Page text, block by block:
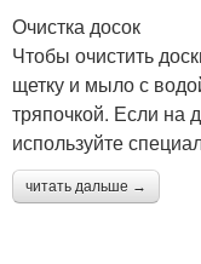
Очистка досок
Чтобы очистить
щетку и мыло с
тряпочкой. Если на
используйте
читать дальше →